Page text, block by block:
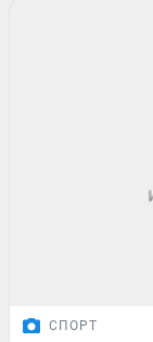
СПОРТ